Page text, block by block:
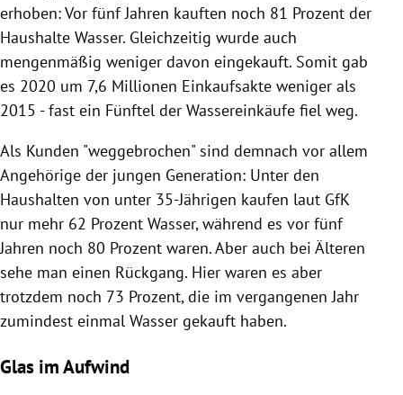
erhoben: Vor fünf Jahren kauften noch 81 Prozent der
Haushalte Wasser. Gleichzeitig wurde auch
mengenmäßig weniger davon eingekauft. Somit gab
es 2020 um 7,6 Millionen Einkaufsakte weniger als
2015 - fast ein Fünftel der Wassereinkäufe fiel weg.
Als Kunden "weggebrochen" sind demnach vor allem
Angehörige der jungen Generation: Unter den
Haushalten von unter 35-Jährigen kaufen laut GfK
nur mehr 62 Prozent Wasser, während es vor fünf
Jahren noch 80 Prozent waren. Aber auch bei Älteren
sehe man einen Rückgang. Hier waren es aber
trotzdem noch 73 Prozent, die im vergangenen Jahr
zumindest einmal Wasser gekauft haben.
Glas im Aufwind